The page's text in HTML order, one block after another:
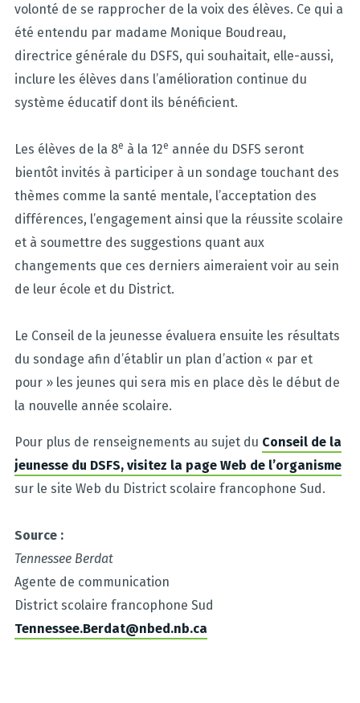
volonté de se rapprocher de la voix des élèves. Ce qui a
été entendu par madame Monique Boudreau,
directrice générale du DSFS, qui souhaitait, elle-aussi,
inclure les élèves dans l’amélioration continue du
système éducatif dont ils bénéficient.
Les élèves de la 8e à la 12e année du DSFS seront
bientôt invités à participer à un sondage touchant des
thèmes comme la santé mentale, l’acceptation des
différences, l’engagement ainsi que la réussite scolaire
et à soumettre des suggestions quant aux
changements que ces derniers aimeraient voir au sein
de leur école et du District.
Le Conseil de la jeunesse évaluera ensuite les résultats
du sondage afin d’établir un plan d’action « par et
pour » les jeunes qui sera mis en place dès le début de
la nouvelle année scolaire.
Pour plus de renseignements au sujet du Conseil de la
jeunesse du DSFS, visitez la page Web de l’organisme
sur le site Web du District scolaire francophone Sud.
Source :
Tennessee Berdat
Agente de communication
District scolaire francophone Sud
Tennessee.Berdat@nbed.nb.ca